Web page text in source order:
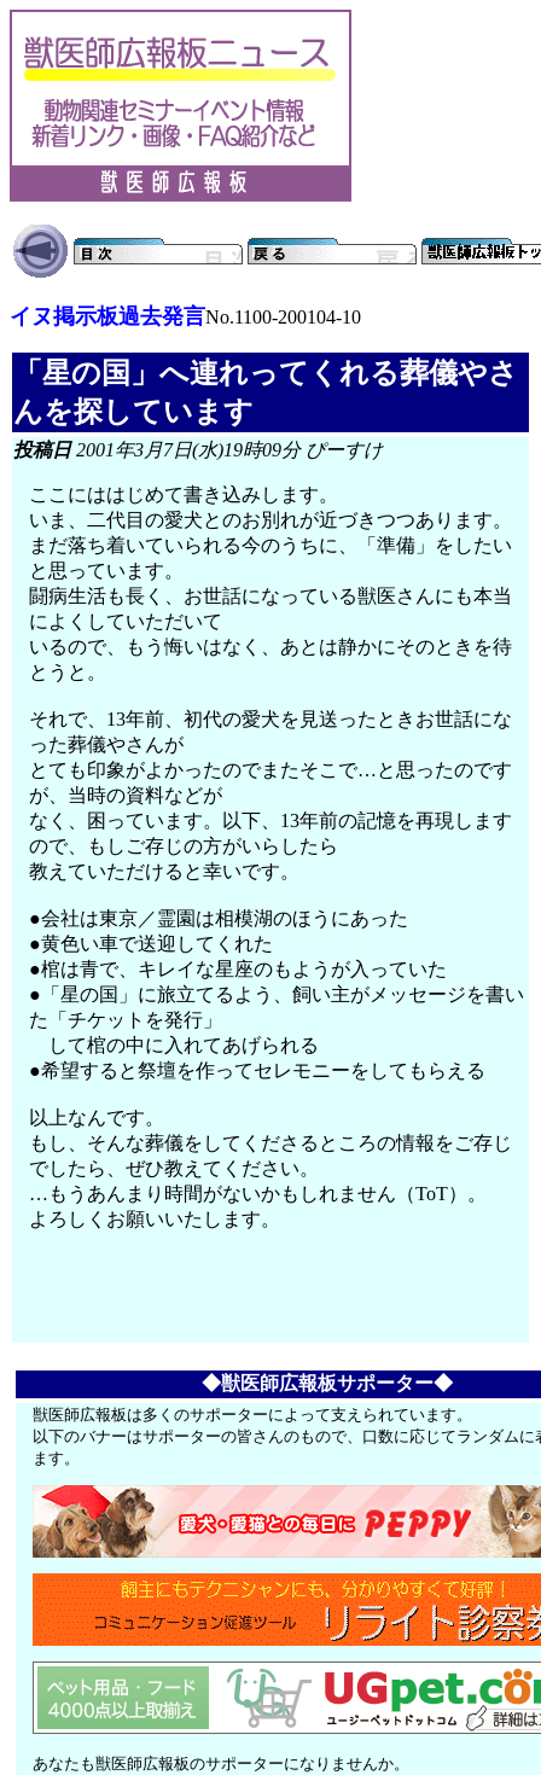
イヌ掲示板過去発言No.1100-200104-10
「星の国」へ連れってくれる葬儀やさ
んを探しています
投稿日2001年3月7日(水)19時09分 ぴーすけ
ここにははじめて書き込みします。
いま、二代目の愛犬とのお別れが近づきつつあります。
まだ落ち着いていられる今のうちに、「準備」をしたい
と思っています。
闘病生活も長く、お世話になっている獣医さんにも本当
によくしていただいて
いるので、もう悔いはなく、あとは静かにそのときを待
とうと。
それで、13年前、初代の愛犬を見送ったときお世話にな
った葬儀やさんが
とても印象がよかったのでまたそこで…と思ったのです
が、当時の資料などが
なく、困っています。以下、13年前の記憶を再現します
ので、もしご存じの方がいらしたら
教えていただけると幸いです。
●会社は東京／霊園は相模湖のほうにあった
●黄色い車で送迎してくれた
●棺は青で、キレイな星座のもようが入っていた
●「星の国」に旅立てるよう、飼い主がメッセージを書い
た「チケットを発行」
して棺の中に入れてあげられる
●希望すると祭壇を作ってセレモニーをしてもらえる
以上なんです。
もし、そんな葬儀をしてくださるところの情報をご存じ
でしたら、ぜひ教えてください。
…もうあんまり時間がないかもしれません（ToT）。
よろしくお願いいたします。
◆獣医師広報板サポーター◆
獣医師広報板は多くのサポーターによって支えられています。
以下のバナーはサポーターの皆さんのもので、口数に応じてランダムに
ます。
あなたも獣医師広報板のサポーターになりませんか。